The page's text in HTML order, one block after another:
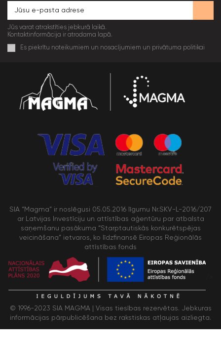
Jūs varat atrakstīties jebkurā laikā.
Kontaktinformācija ir atrodama lapā.
Es piekrītu noteikumiem un nosacījumiem un privātuma politikai
SIA “Magma” ir noslēgusi 05.05.2016 līgumu Nr.SKV-L-2016/207
ar Latvijas Investīciju un attīstības aģentūru par atbalsta
saņemšanu pasākuma “Starptautiskās konkurētspējas
veicināšana” ietvaros, ko līdzfinansē Eiropas Reģionālās
attīstības fonds
© 1996-2023 SIA MAGMA | Visas tiesības rezervētas. Jebkuras
informācijas pārpublicēšana bez rakstiskas atļaujas aizliegta.